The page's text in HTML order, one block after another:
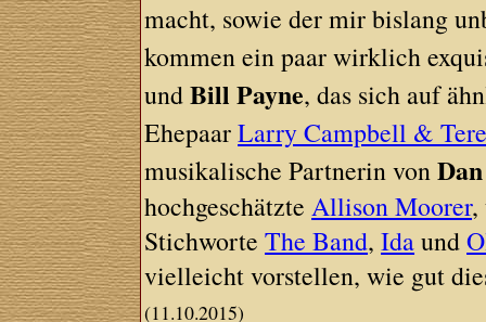
macht, sowie der mir bislang
kommen ein paar wirklich
undBill Payne, das sich auf
EhepaarLarry Campbell &
musikalische Partnerin von
hochgeschätzteAllison Moorer,
StichworteThe Band,Idaund
vielleicht vorstellen, wie gut
(11.10.2015)